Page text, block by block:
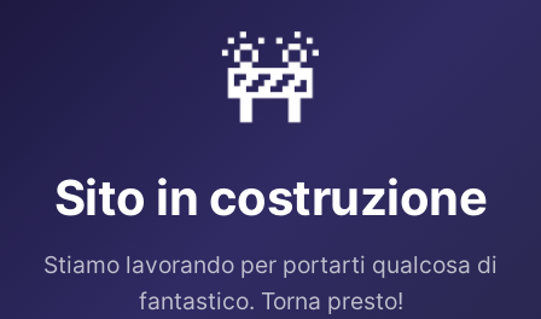
🚧
Sito in costruzione
Stiamo lavorando per portarti qualcosa di
fantastico. Torna presto!